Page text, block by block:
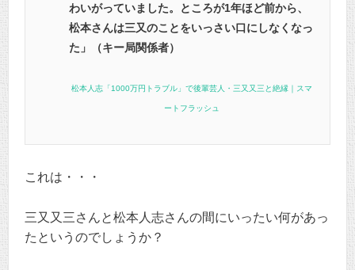
わいがっていました。ところが1年ほど前から、
松本さんは三又のことをいっさい口にしなくなっ
た」（キー局関係者）
松本人志「1000万円トラブル」で後輩芸人・三又又三と絶縁｜スマ
ートフラッシュ
これは・・・
三又又三さんと松本人志さんの間にいったい何があっ
たというのでしょうか？